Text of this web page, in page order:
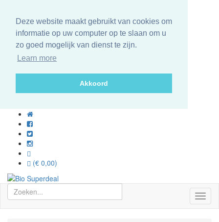
Deze website maakt gebruikt van cookies om
informatie op uw computer op te slaan om u
zo goed mogelijk van dienst te zijn.
Learn more
Akkoord
(€ 0,00)